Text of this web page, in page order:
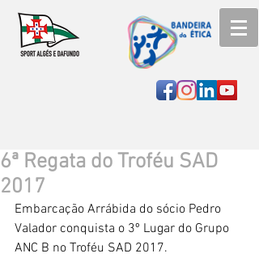
6ª Regata do Troféu SAD
2017
Embarcação Arrábida do sócio Pedro
Valador conquista o 3º Lugar do Grupo
ANC B no Troféu SAD 2017.